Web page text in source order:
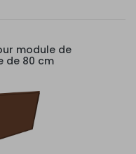
module de
de 80 cm